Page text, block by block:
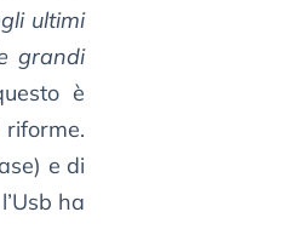
ultimi
grandi
è
e di
ha